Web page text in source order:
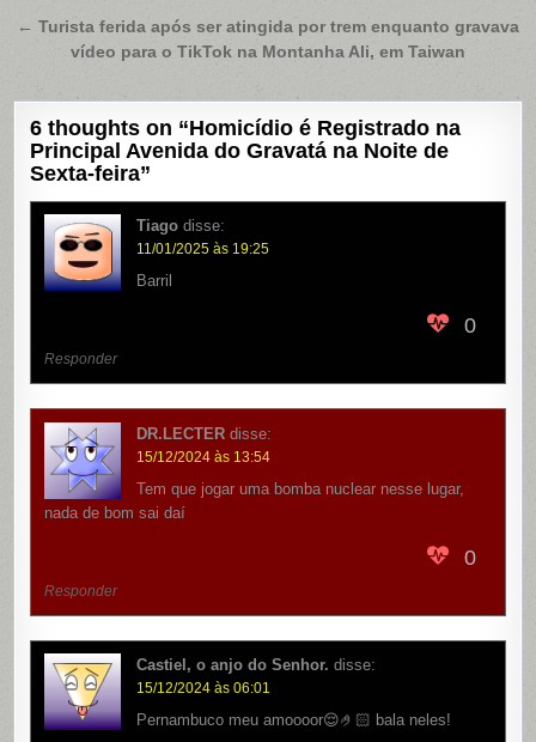
Post
← Turista ferida após ser atingida por trem enquanto gravava
vídeo para o TikTok na Montanha Ali, em Taiwan
6 thoughts on “Homicídio é Registrado na
Principal Avenida do Gravatá na Noite de
Sexta-feira”
Tiago disse:
11/01/2025 às 19:25
Barril
0
Responder
DR.LECTER disse:
15/12/2024 às 13:54
Tem que jogar uma bomba nuclear nesse lugar,
nada de bom sai daí
0
Responder
Castiel, o anjo do Senhor. disse:
15/12/2024 às 06:01
Pernambuco meu amoooor😌🤌🏻 bala neles!